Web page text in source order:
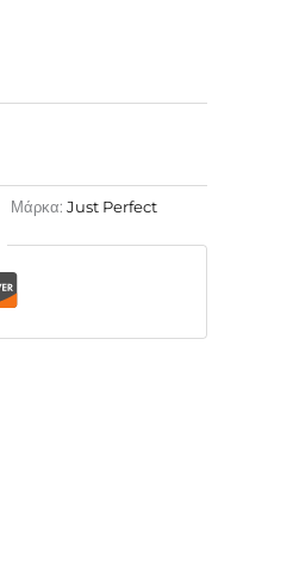
Μάρκα: Just Perfect